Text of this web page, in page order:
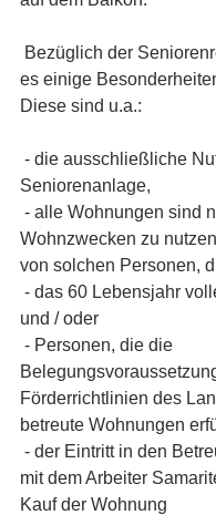
es einige
Diese sind u.a.:
Seniorenanlage,
Wohnzwecken zu
von solchen Personen,
und / oder
Förderrichtlinien des
betreute Wohnungen
mit dem Arbeiter
Kauf der Wohnung